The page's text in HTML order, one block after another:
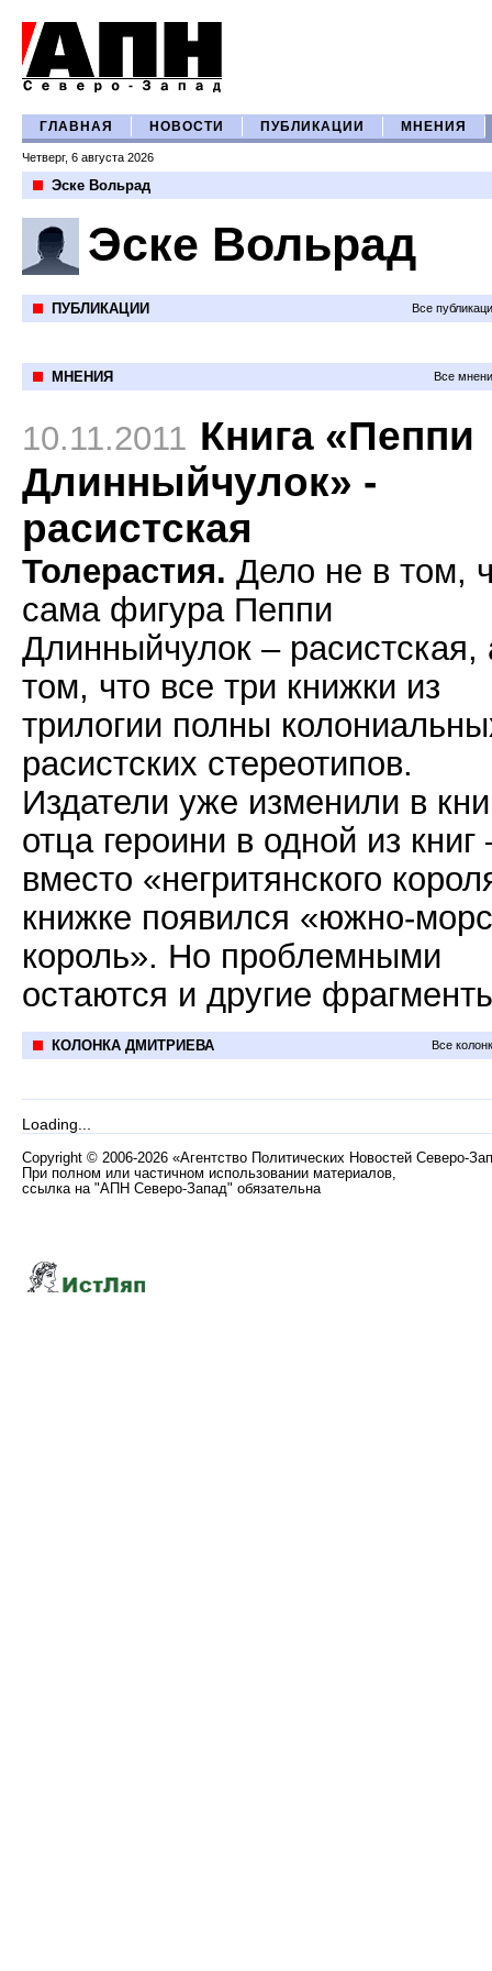
ГЛАВНАЯ НОВОСТИ ПУБЛИКАЦИИ МНЕНИЯ
Четверг, 6 августа 2026
Эске Вольрад
Эске Вольрад
ПУБЛИКАЦИИ Все
МНЕНИЯ Все
10.11.2011 Книга «Пеппи
Длинныйчулок» -
расистская
Толерастия. Дело не в том,
сама фигура Пеппи
Длинныйчулок – расистская,
том, что все три книжки из
трилогии полны
расистских стереотипов.
Издатели уже изменили в
отца героини в одной из книг
вместо «негритянского
книжке появился «южно-
король». Но проблемными
остаются и другие
КОЛОНКА ДМИТРИЕВА Все
Loading...
Copyright © 2006-2026 «Агентство Политических Новостей Северо-
При полном или частичном использовании материалов,
ссылка на "АПН Северо-Запад" обязательна